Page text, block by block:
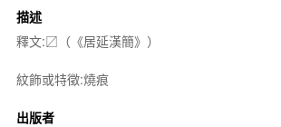
描述
釋文:〼（《居延漢簡》）
紋飾或特徵:燒痕
出版者